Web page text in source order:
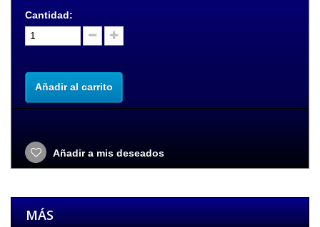
Cantidad:
Añadir al carrito
Añadir a mis deseados
MÁS